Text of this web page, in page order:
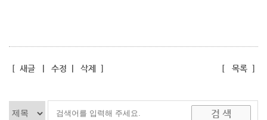
[ 새글| 수정 삭제 ] [ 목록]